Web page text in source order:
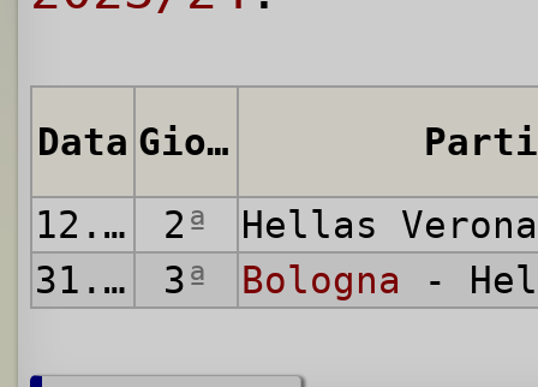
Data Giornata
12.08.2023
2ª
Hellas
31.10.2023
3ª Bologna -